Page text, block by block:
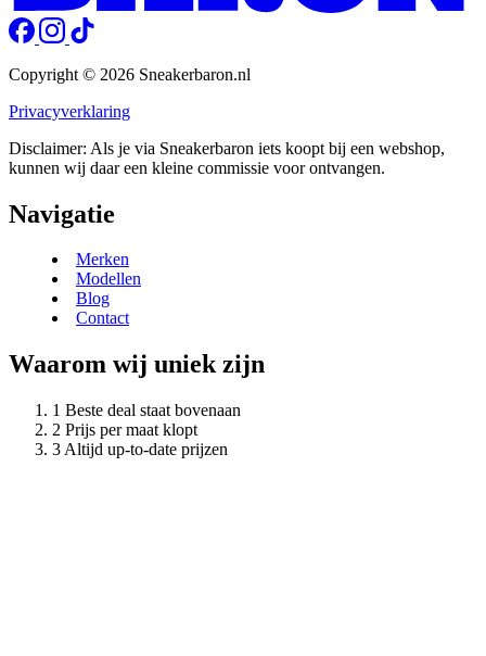
Copyright © 2026 Sneakerbaron.nl
Privacyverklaring
Disclaimer: Als je via Sneakerbaron iets koopt bij een webshop,
kunnen wij daar een kleine commissie voor ontvangen.
Navigatie
Merken
Modellen
Blog
Contact
Waarom wij uniek zijn
Beste deal staat bovenaan
Prijs per maat klopt
Altijd up-to-date prijzen